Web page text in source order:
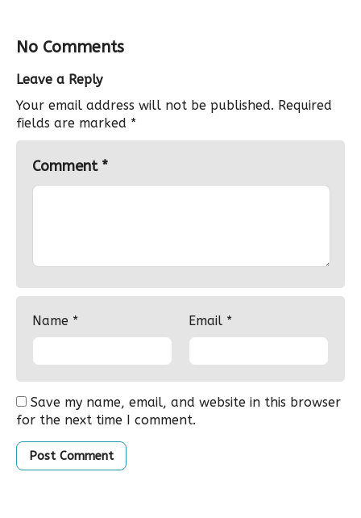
No Comments
Leave a Reply
Your email address will not be published. Required
fields are marked *
Comment *
Name * Email *
Save my name, email, and website in this browser
for the next time I comment.